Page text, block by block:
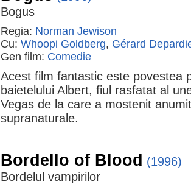
Bogus
Regia: Norman Jewison
Cu: Whoopi Goldberg, Gérard
Gen film: Comedie
Acest film fantastic este povestea
baietelului Albert, fiul rasfatat al
Vegas de la care a mostenit
supranaturale.
Bordello of Blood (1996)
Bordelul vampirilor